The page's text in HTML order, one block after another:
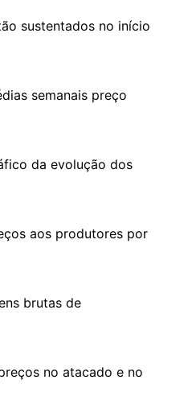
sustentados no início
semanais preço
da evolução dos
aos produtores por
brutas de
no atacado e no